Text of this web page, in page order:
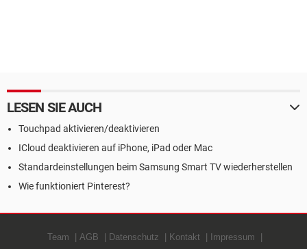
LESEN SIE AUCH
Touchpad aktivieren/deaktivieren
ICloud deaktivieren auf iPhone, iPad oder Mac
Standardeinstellungen beim Samsung Smart TV wiederherstellen
Wie funktioniert Pinterest?
Team AGB Datenschutz Kontakt Impressum